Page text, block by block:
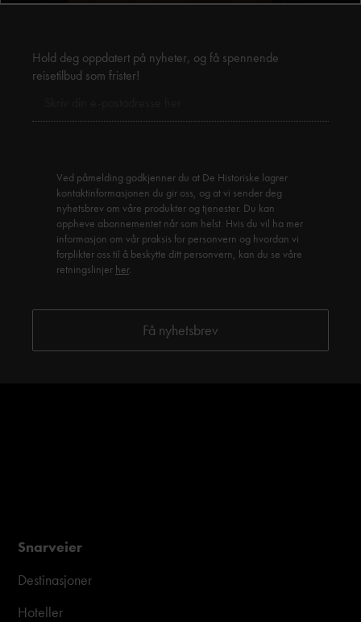
Hold deg oppdatert på nyheter, og få spennende
reisetilbud som frister!
Ved påmelding godkjenner du at De Historiske lagrer
kontaktinformasjonen du gir oss, og at vi sender deg
nyhetsbrev om våre produkter og tjenester. Du kan
oppheve abonnementet når som helst. Hvis du vil ha mer
informasjon om vår praksis for personvern og hvordan vi
forplikter oss til å beskytte ditt personvern, kan du se våre
retningslinjer her.
Snarveier
Destinasjoner
Hoteller